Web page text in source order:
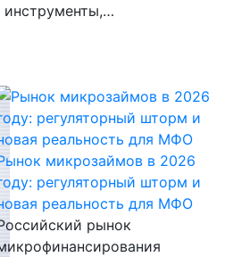
инструменты,…
микрозаймов в 2026
регуляторный шторм и
реальность для МФО
рынок